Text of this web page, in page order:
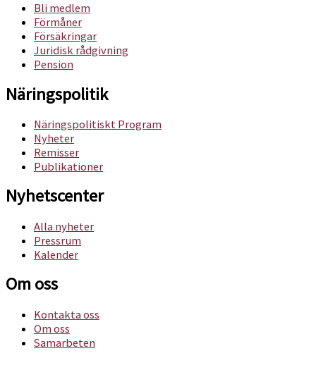
Bli medlem
Förmåner
Försäkringar
Juridisk rådgivning
Pension
Näringspolitik
Näringspolitiskt Program
Nyheter
Remisser
Publikationer
Nyhetscenter
Alla nyheter
Pressrum
Kalender
Om oss​
Kontakta oss
Om oss
Samarbeten